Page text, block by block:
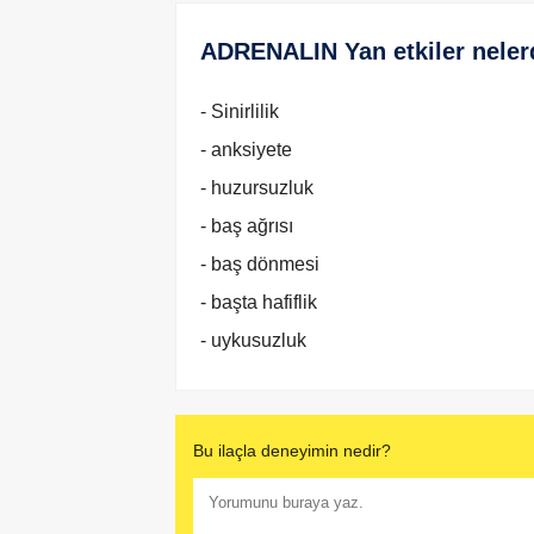
ADRENALIN Yan etkiler
- Sinirlilik
- anksiyete
- huzursuzluk
- baş ağrısı
- baş dönmesi
- başta hafiflik
- uykusuzluk
Bu ilaçla deneyimin nedir?